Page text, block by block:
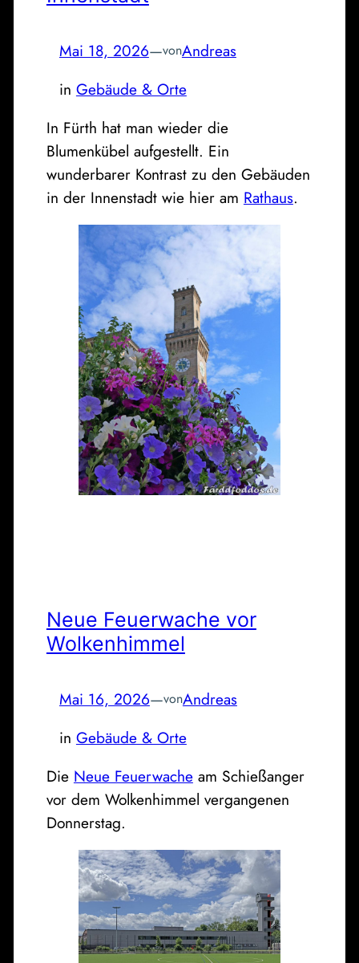
Mai 18, 2026—vonAndreas
in Gebäude & Orte
In Fürth hat man wieder die
Blumenkübel aufgestellt. Ein
wunderbarer Kontrast zu den Gebäuden
in der Innenstadt wie hier am Rathaus.
Neue Feuerwache vor
Wolkenhimmel
Mai 16, 2026—vonAndreas
in Gebäude & Orte
Die Neue Feuerwacheam Schießanger
vor dem Wolkenhimmel vergangenen
Donnerstag.